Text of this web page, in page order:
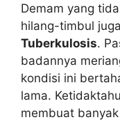
Demam yang
hilang-timbul
Tuberkulosis.
badannya
kondisi ini
lama.
membuat